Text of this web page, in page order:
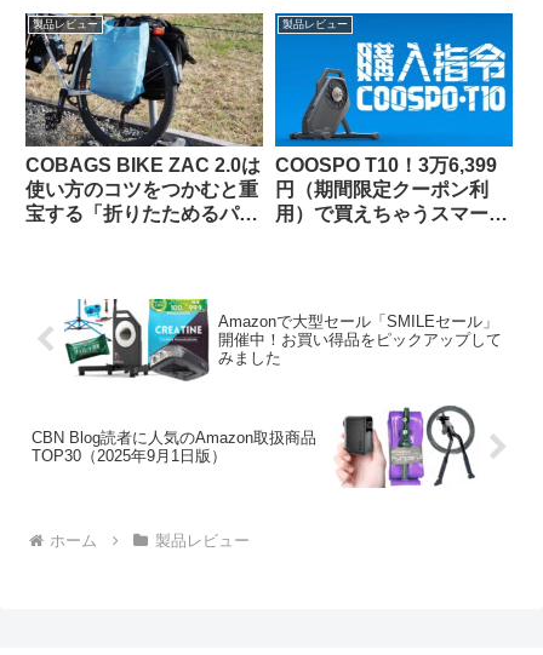
で使ってみた
製品レビュー
COBAGS BIKE ZAC 2.0は
使い方のコツをつかむと重
宝する「折りたためるパニ
製品レビュー
COOSPO T10！3万6,399
円（期間限定クーポン利
用）で買えちゃうスマート
Amazonで大型セール「SMILEセール」
開催中！お買い得品をピックアップして
みました
CBN Blog読者に人気のAmazon取扱商品
TOP30（2025年9月1日版）
ホーム 製品レビュー